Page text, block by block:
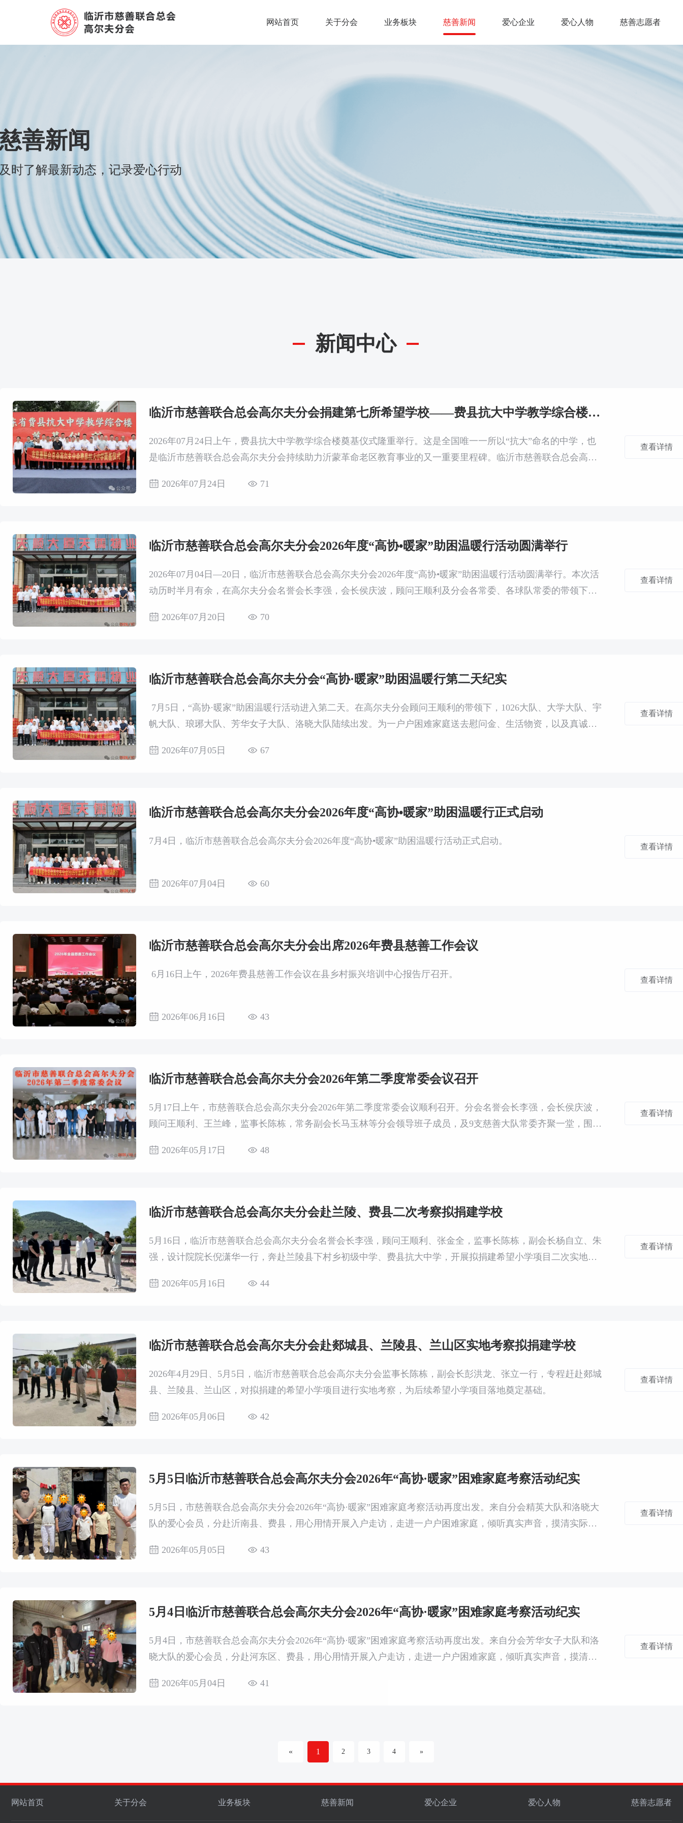
网站首页 关于分会 业务板块 慈善新闻 爱心企业 爱心人物 慈善志愿者
善新闻
时了解最新动态，记录爱心行动
新闻中心
临沂市慈善联合总会高尔夫分会捐建第七所希望学校——费县抗大中学教学综合楼举行奠基仪式
2026年07月24日上午，费县抗大中学教学综合楼奠基仪式隆重举行。这是全国唯一一所以“抗大”命名的中学，也
是临沂市慈善联合总会高尔夫分会持续助力沂蒙革命老区教育事业的又一重要里程碑。临沂市慈善联合总会高尔
2026年07月24日
71
查看详情
临沂市慈善联合总会高尔夫分会2026年度“高协•暖家”助困温暖行活动圆满举行
2026年07月04日—20日，临沂市慈善联合总会高尔夫分会2026年度“高协•暖家”助困温暖行活动圆满举行。本次活
动历时半月有余，在高尔夫分会名誉会长李强，会长侯庆波，顾问王顺利及分会各常委、各球队常委的带领下，
2026年07月20日
70
查看详情
临沂市慈善联合总会高尔夫分会“高协·暖家”助困温暖行第二天纪实
7月5日，“高协·暖家”助困温暖行活动进入第二天。在高尔夫分会顾问王顺利的带领下，1026大队、大学大队、宇
帆大队、琅琊大队、芳华女子大队、洛晓大队陆续出发。为一户户困难家庭送去慰问金、生活物资，以及真诚的
2026年07月05日
67
查看详情
临沂市慈善联合总会高尔夫分会2026年度“高协•暖家”助困温暖行正式启动
7月4日，临沂市慈善联合总会高尔夫分会2026年度“高协•暖家”助困温暖行活动正式启动。
2026年07月04日 60
查看详情
临沂市慈善联合总会高尔夫分会出席2026年费县慈善工作会议
6月16日上午，2026年费县慈善工作会议在县乡村振兴培训中心报告厅召开。
2026年06月16日 43
查看详情
临沂市慈善联合总会高尔夫分会2026年第二季度常委会议召开
5月17日上午，市慈善联合总会高尔夫分会2026年第二季度常委会议顺利召开。分会名誉会长李强，会长侯庆波，
顾问王顺利、王兰峰，监事长陈栋，常务副会长马玉林等分会领导班子成员，及9支慈善大队常委齐聚一堂，围绕
2026年05月17日
48
查看详情
临沂市慈善联合总会高尔夫分会赴兰陵、费县二次考察拟捐建学校
5月16日，临沂市慈善联合总会高尔夫分会名誉会长李强，顾问王顺利、张金全，监事长陈栋，副会长杨自立、朱
强，设计院院长倪潇华一行，奔赴兰陵县下村乡初级中学、费县抗大中学，开展拟捐建希望小学项目二次实地考
2026年05月16日
44
查看详情
临沂市慈善联合总会高尔夫分会赴郯城县、兰陵县、兰山区实地考察拟捐建学校
2026年4月29日、5月5日，临沂市慈善联合总会高尔夫分会监事长陈栋，副会长彭洪龙、张立一行，专程赶赴郯城
县、兰陵县、兰山区，对拟捐建的希望小学项目进行实地考察，为后续希望小学项目落地奠定基础。
2026年05月06日 42
查看详情
5月5日临沂市慈善联合总会高尔夫分会2026年“高协·暖家”困难家庭考察活动纪实
5月5日，市慈善联合总会高尔夫分会2026年“高协·暖家”困难家庭考察活动再度出发。来自分会精英大队和洛晓大
队的爱心会员，分赴沂南县、费县，用心用情开展入户走访，走进一户户困难家庭，倾听真实声音，摸清实际需
2026年05月05日
43
查看详情
5月4日临沂市慈善联合总会高尔夫分会2026年“高协·暖家”困难家庭考察活动纪实
5月4日，市慈善联合总会高尔夫分会2026年“高协·暖家”困难家庭考察活动再度出发。来自分会芳华女子大队和洛
晓大队的爱心会员，分赴河东区、费县，用心用情开展入户走访，走进一户户困难家庭，倾听真实声音，摸清实
2026年05月04日
41
查看详情
« 1 2 3 4 »
网站首页 关于分会 业务板块 慈善新闻 爱心企业 爱心人物 慈善志愿者